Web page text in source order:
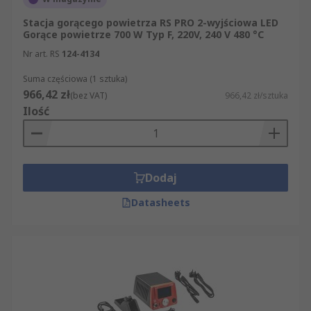
Zastosowania stacji lutowniczych
Stacje lutownicze są stosowane tam, gdzie
potrzebna jest większa kontrola nad
temperaturą, powtarzalnością pracy i jakością
połączenia niż w przypadku prostych narzędzi
ręcznych. Sprawdzają się w elektronice, serwisie,
montażu, naprawach i pracach laboratoryjnych.
Najczęstsze zastosowania obejmują:
lutowanie przewodów, złączy, pól
elektrycznych i elektronicznych,
rozlutowywanie elementów oraz usuwanie
Stacja gorącego powietrza RS PRO 2-wyjściowa LED
Gorące powietrze 700 W Typ F, 220V, 240 V 480 °C
Nr art. RS 124-4134
Suma częściowa (1 sztuka)
966,42 zł(bez VAT) 966,42 zł/sztuka
Ilość
Dodaj
Datasheets